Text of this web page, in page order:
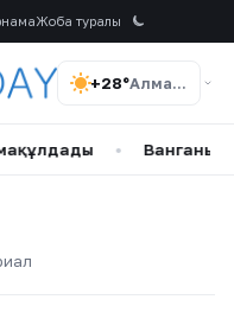
Жоба туралы
+28° Алматы
Ванганың